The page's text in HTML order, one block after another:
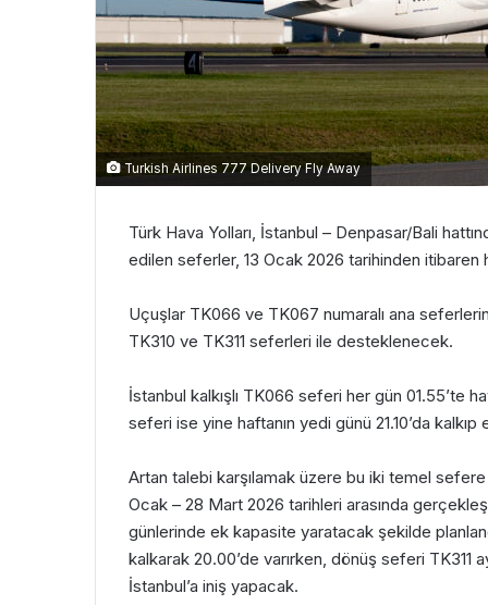
Turkish Airlines 777 Delivery Fly Away
Türk Hava Yolları, İstanbul – Denpasar/Bali
edilen seferler, 13 Ocak 2026 tarihinden itibaren
Uçuşlar TK066 ve TK067 numaralı ana
TK310 ve TK311 seferleri ile desteklenecek.
İstanbul kalkışlı TK066 seferi her gün 01.55’te
seferi ise yine haftanın yedi günü 21.10’da
Artan talebi karşılamak üzere bu iki temel
Ocak – 28 Mart 2026 tarihleri arasında
günlerinde ek kapasite yaratacak şekilde
kalkarak 20.00’de varırken, dönüş seferi TK311
İstanbul’a iniş yapacak.